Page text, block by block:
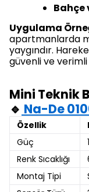
Bahçe
Uygulama
apartmanlarda
yaygındır.
güvenli ve
Mini Teknik
🔹 Na-De
Özellik
Güç
Renk Sıcaklığı
Montaj Tipi